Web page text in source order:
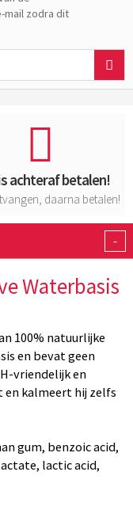
mail zodra dit
achteraf betalen!
daarna betalen!
-
Waterbasis
100% natuurlijke
en bevat geen
vriendelijk en
kalmeert hij zelfs
gum, benzoic acid,
lactic acid,